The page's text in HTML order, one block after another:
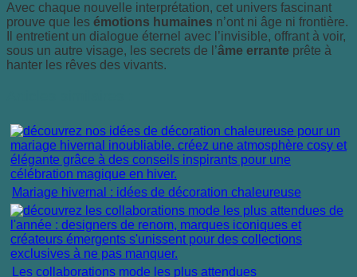
Avec chaque nouvelle interprétation, cet univers fascinant
prouve que les émotions humaines n’ont ni âge ni frontière.
Il entretient un dialogue éternel avec l’invisible, offrant à voir,
sous un autre visage, les secrets de l’âme errante prête à
hanter les rêves des vivants.
Mariage hivernal : idées de décoration chaleureuse
Les collaborations mode les plus attendues